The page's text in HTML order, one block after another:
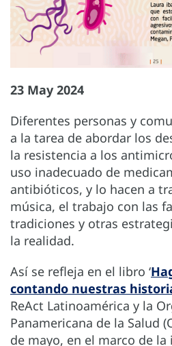
23 May 2024
Diferentes personas y
a la tarea de abordar los
la resistencia a los
uso inadecuado de
antibióticos, y lo hacen a
música, el trabajo con las
tradiciones y otras
la realidad.
Así se refleja en el libro ‘
contando nuestras
ReAct Latinoamérica y la
Panamericana de la Salud
de mayo, en el marco de la